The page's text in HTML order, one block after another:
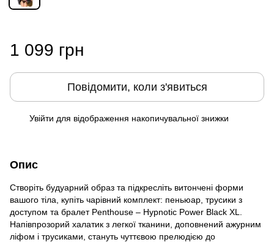
1 099 грн
Повідомити, коли з'явиться
Увійти для відображення накопичувальної знижки
Опис
Створіть будуарний образ та підкресліть витончені форми
вашого тіла, купіть чарівний комплект: пеньюар, трусики з
доступом та бралет Penthouse – Hypnotic Power Black XL.
Напівпрозорий халатик з легкої тканини, доповнений ажурним
ліфом і трусиками, стануть чуттєвою прелюдією до